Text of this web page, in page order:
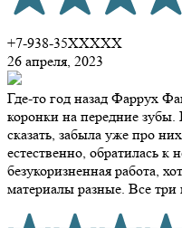
+7-938-35XXXXX
26 апреля, 2023
Где-то год назад Фаррух
коронки на передние
сказать, забыла уже про
естественно, обратилась к
безукоризненная работа,
материалы разные. Все три